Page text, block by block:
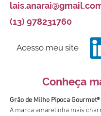
(13) 978231760
Acesso meu site
Conheça
Grão de Milho Pipoca Gourmet®️
A marca amarelinha mais